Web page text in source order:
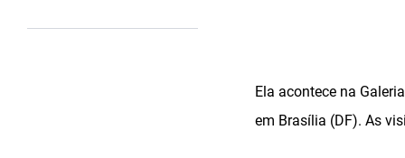
Ela acontece na
em Brasília (DF). As